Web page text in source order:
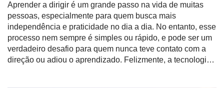
Aprender a dirigir é um grande passo na vida de muitas
pessoas, especialmente para quem busca mais
independência e praticidade no dia a dia. No entanto, esse
processo nem sempre é simples ou rápido, e pode ser um
verdadeiro desafio para quem nunca teve contato com a
direção ou adiou o aprendizado. Felizmente, a tecnologia